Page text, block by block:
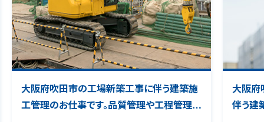
大阪府吹田市の工場新築工事に伴う建築施
工管理のお仕事です。品質管理や工程管理な
大阪府
伴う建